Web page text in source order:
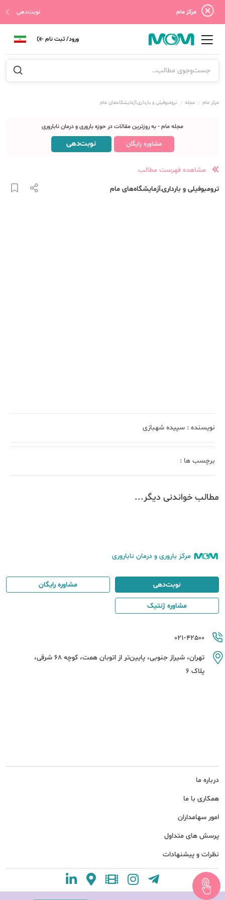
مرکز مام نوبت‌دهی
ورود/ ثبت نام
مرکز مام مجله ترومبوفیلی و بارداری‌ـ‌آزمایشگاه‌های مام
مجله مام - به روزترین مقالات در حوزه باروری و درمان ناباروری
مشاوره رایگان نوبت‌دهی
مشاهده فهرست مطالب
ترومبوفیلی و بارداری‌ـ‌آزمایشگاه‌های مام
نویسنده : سپیده شهبازی
برچسب ها :
مطالب خواندنی دیگر...
مرکز باروری و درمان ناباروری
درباره ما
همکاری با ما
امور سهامداران
پرسش های متداول
نظرات و پیشنهادات
021-42500
تهران، شیراز جنوبی، پایین‌تر از اتوبان همت، کوچه 68 شرقی،
پلاک 6
نوبت‌دهی مشاوره رایگان
مشاوره ژنتیک